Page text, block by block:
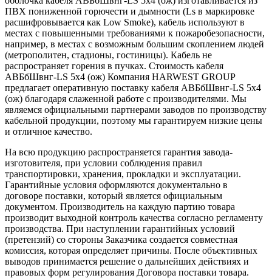
ПВХ пониженной горючести и дымности (Ls в маркировке
расшифровывается как Low Smoke), кабель используют в
местах с повышенными требованиями к пожаробезопасности,
например, в местах с возможным большим скоплением людей
(метрополитен, стадионы, гостиницы). Кабель не
распространяет горения в пучках. Стоимость кабеля
АВБбШвнг-LS 5х4 (ож) Компания HARWEST GROUP
предлагает оперативную поставку кабеля АВБбШвнг-LS 5х4
(ож) благодаря слаженной работе с производителями. Мы
являемся официальными партнерами заводов по производству
кабельной продукции, поэтому мы гарантируем низкие цены
и отличное качество.
На всю продукцию распространяется гарантия завода-
изготовителя, при условии соблюдения правил
транспортировки, хранения, прокладки и эксплуатации.
Гарантийные условия оформляются документально в
договоре поставки, который является официальным
документом. Производитель на каждую партию товара
производит выходной контроль качества согласно регламенту
производства. При наступлении гарантийных условий
(претензий) со стороны Заказчика создается совместная
комиссия, которая определяет причины. После объективных
выводов принимается решение о дальнейших действиях и
правовых форм регулирования Договора поставки товара.